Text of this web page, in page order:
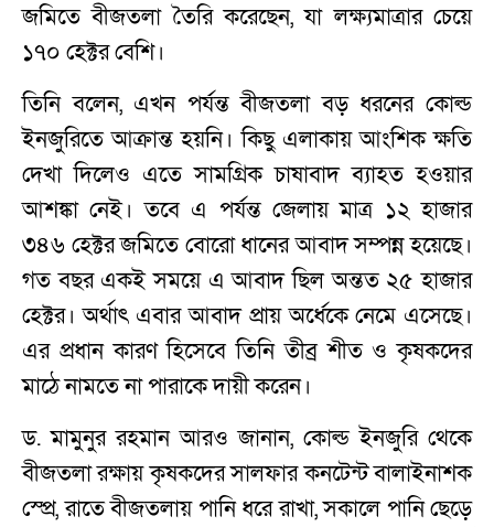
জমিতে বীজতলা তৈরি করেছেন, যা লক্ষ্যমাত্রার চেয়ে
১৭০ হেক্টর বেশি।
তিনি বলেন, এখন পর্যন্ত বীজতলা বড় ধরনের কোল্ড
ইনজুরিতে আক্রান্ত হয়নি। কিছু এলাকায় আংশিক ক্ষতি
দেখা দিলেও এতে সামগ্রিক চাষাবাদ ব্যাহত হওয়ার
আশঙ্কা নেই। তবে এ পর্যন্ত জেলায় মাত্র ১২ হাজার
৩৪৬ হেক্টর জমিতে বোরো ধানের আবাদ সম্পন্ন হয়েছে।
গত বছর একই সময়ে এ আবাদ ছিল অন্তত ২৫ হাজার
হেক্টর। অর্থাৎ এবার আবাদ প্রায় অর্ধেকে নেমে এসেছে।
এর প্রধান কারণ হিসেবে তিনি তীব্র শীত ও কৃষকদের
মাঠে নামতে না পারাকে দায়ী করেন।
ড. মামুনুর রহমান আরও জানান, কোল্ড ইনজুরি থেকে
বীজতলা রক্ষায় কৃষকদের সালফার কনটেন্ট বালাইনাশক
স্প্রে, রাতে বীজতলায় পানি ধরে রাখা, সকালে পানি ছেড়ে